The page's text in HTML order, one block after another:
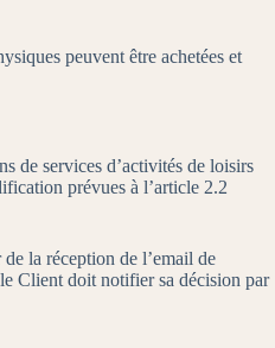
peuvent être achetées et
de services d’activités de loisirs
prévues à l’article 2.2
la réception de l’email de
Client doit notifier sa décision par